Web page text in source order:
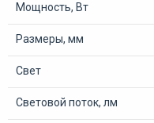
Мощность, Вт
Размеры, мм
Свет
Световой поток, лм